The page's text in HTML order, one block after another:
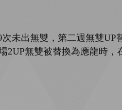
次未出無雙，第二週無雙UP
2UP無雙被替換為應龍時，